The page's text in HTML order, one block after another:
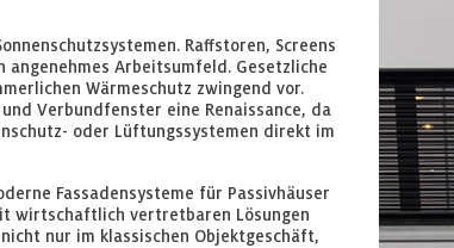
Raffstoren, Screens
Arbeitsumfeld. Gesetzliche
Wärmeschutz zwingend vor.
Verbundfenster eine Renaissance, da
oder Lüftungssystemen direkt im
Fassadensysteme für Passivhäuser
wirtschaftlich vertretbaren Lösungen
nur im klassischen Objektgeschäft,